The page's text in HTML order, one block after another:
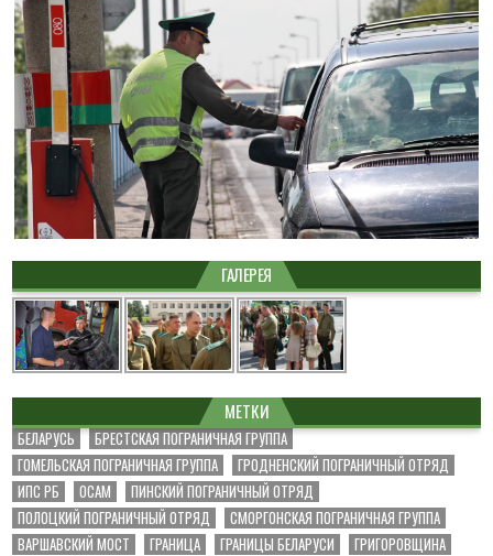
ГАЛЕРЕЯ
МЕТКИ
БЕЛАРУСЬ
БРЕСТСКАЯ ПОГРАНИЧНАЯ ГРУППА
ГОМЕЛЬСКАЯ ПОГРАНИЧНАЯ ГРУППА
ГРОДНЕНСКИЙ ПОГРАНИЧНЫЙ ОТРЯД
ИПС РБ
ОСАМ
ПИНСКИЙ ПОГРАНИЧНЫЙ ОТРЯД
ПОЛОЦКИЙ ПОГРАНИЧНЫЙ ОТРЯД
СМОРГОНСКАЯ ПОГРАНИЧНАЯ ГРУППА
ВАРШАВСКИЙ МОСТ
ГРАНИЦА ГРАНИЦЫ БЕЛАРУСИ
ГРИГОРОВЩИНА